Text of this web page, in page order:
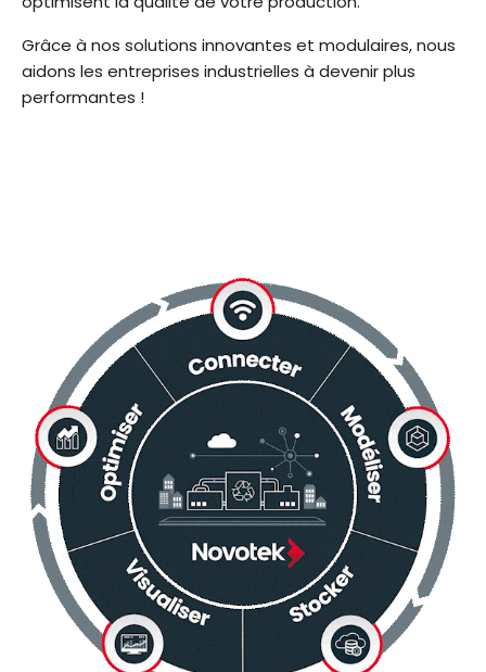
Grâce à nos solutions innovantes et modulaires, nous
aidons les entreprises industrielles à devenir plus
performantes !